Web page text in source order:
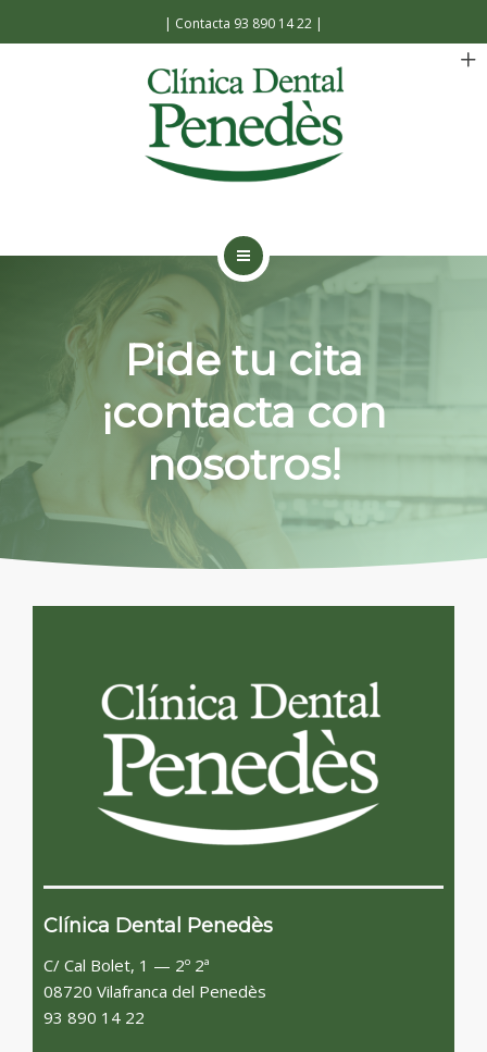
| Contacta 93 890 14 22 |
LA CLÍNICA
Pide tu cita
¡contacta con
nosotros!
Clínica Dental Penedès
C/ Cal Bolet, 1 — 2º 2ª
08720 Vilafranca del Penedès
93 890 14 22